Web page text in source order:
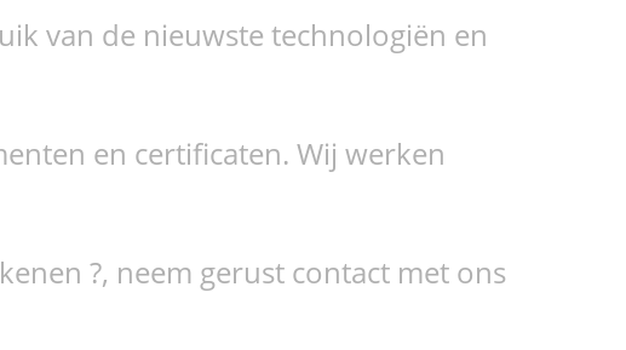
van de nieuwste technologiën en
en certificaten. Wij werken
?, neem gerust contact met ons